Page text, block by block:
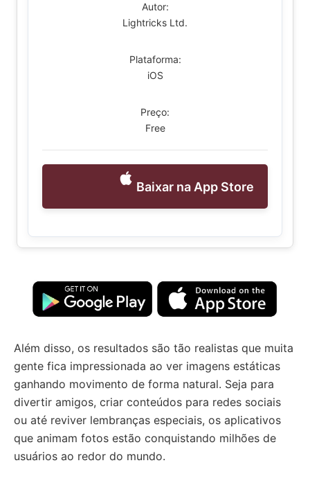
Autor:
Lightricks Ltd.
Plataforma:
iOS
Preço:
Free
Baixar na App Store
Além disso, os resultados são tão realistas que muita
gente fica impressionada ao ver imagens estáticas
ganhando movimento de forma natural. Seja para
divertir amigos, criar conteúdos para redes sociais
ou até reviver lembranças especiais, os aplicativos
que animam fotos estão conquistando milhões de
usuários ao redor do mundo.